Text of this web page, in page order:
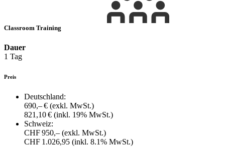
Classroom Training
Dauer
1 Tag
Preis
Deutschland:
690,– € (exkl. MwSt.)
821,10 € (inkl. 19% MwSt.)
Schweiz:
CHF 950,– (exkl. MwSt.)
CHF 1.026,95 (inkl. 8.1% MwSt.)